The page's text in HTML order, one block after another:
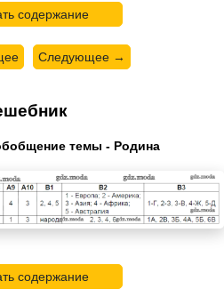
содержание
Следующее →
темы - Родина
содержание